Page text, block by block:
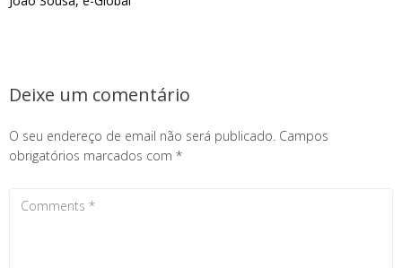
Deixe um comentário
O seu endereço de email não será publicado. Campos
obrigatórios marcados com *